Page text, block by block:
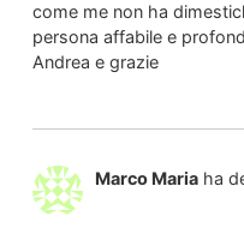
come me non ha
persona affabile e
Andrea e grazie
Marco Maria ha